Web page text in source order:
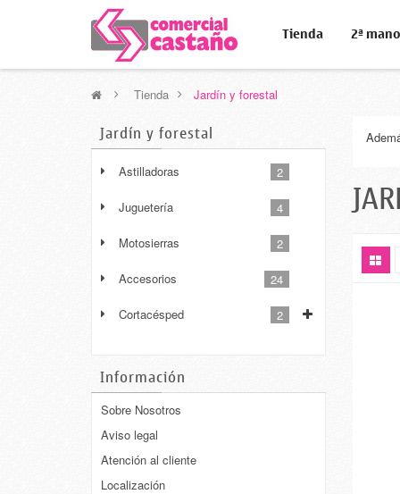
Tienda 2ª mano
> Tienda > Jardín y forestal
Jardín y forestal
Astilladoras 2
Juguetería 4
Motosierras 2
Accesorios 24
Cortacésped 2
Información
Sobre Nosotros
Aviso legal
Atención al cliente
Localización